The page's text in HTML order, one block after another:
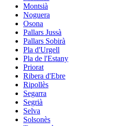
Montsià
Noguera
Osona
Pallars Jussà
Pallars Sobirà
Pla d'Urgell
Pla de l'Estany
Priorat
Ribera d'Ebre
Ripollès
Segarra
Segrià
Selva
Solsonès